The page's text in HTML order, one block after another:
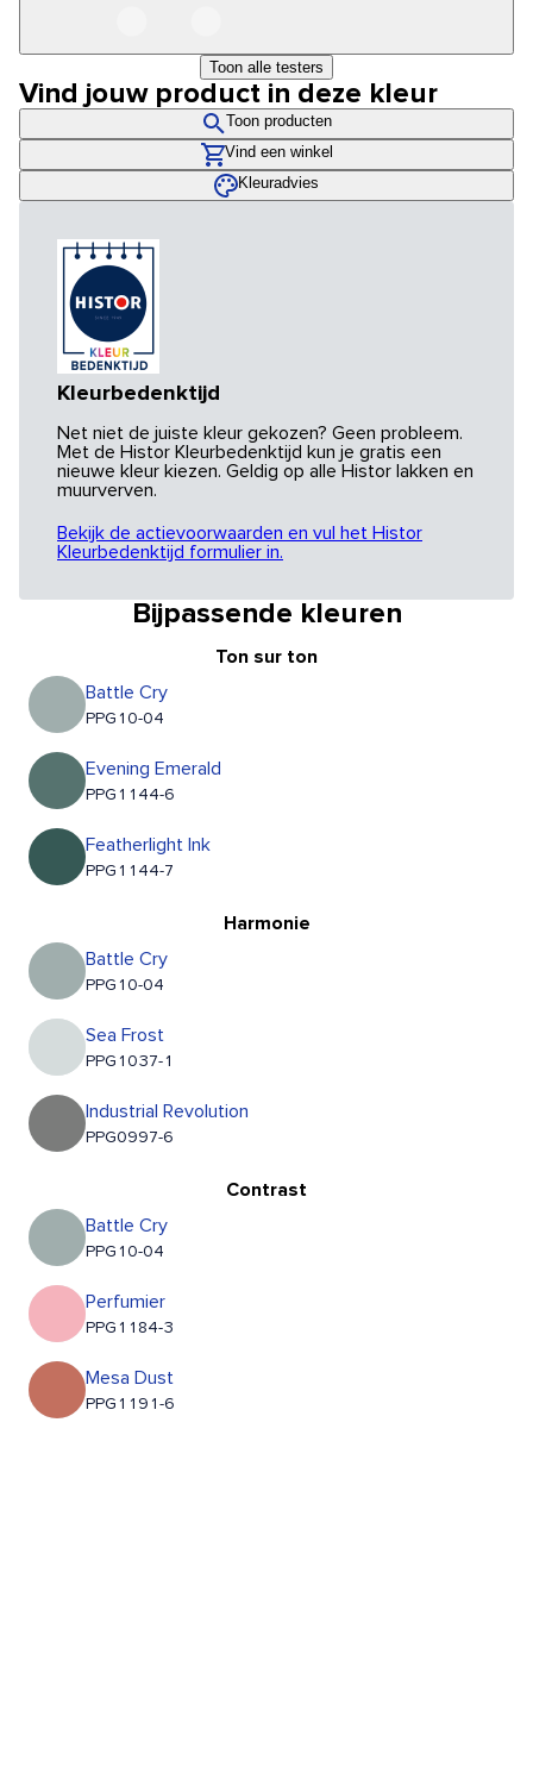
Toon alle testers
Vind jouw product in deze kleur
Toon producten
Vind een winkel
Kleuradvies
Kleurbedenktijd
Net niet de juiste kleur gekozen? Geen probleem.
Met de Histor Kleurbedenktijd kun je gratis een
nieuwe kleur kiezen. Geldig op alle Histor lakken en
muurverven.
Bekijk de actievoorwaarden en vul het Histor
Kleurbedenktijd formulier in.
Bijpassende kleuren
Ton sur ton
Battle Cry
PPG10-04
Evening Emerald
PPG1144-6
Featherlight Ink
PPG1144-7
Harmonie
Battle Cry
PPG10-04
Sea Frost
PPG1037-1
Industrial Revolution
PPG0997-6
Contrast
Battle Cry
PPG10-04
Perfumier
PPG1184-3
Mesa Dust
PPG1191-6